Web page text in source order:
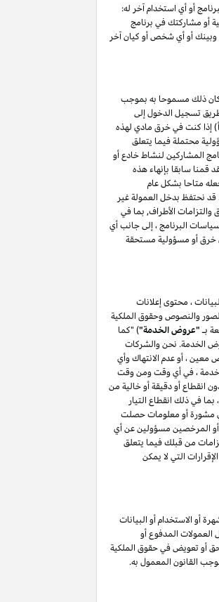
أو أي استخدام آخر له:
أو مشاركتك في برنامج
وبينك أو أي شخص أو كيان آخر
كان ذلك مسموحا به بموجب
تقديم إشعار الإنهاء عن طريق تسجيل الدخول إلى
إذا كنت في خرق مادي لهذه
أو مسؤولية محتملة فيما يتعلق
المشاركين لنشاط خادع أو
قمنا سابقا بإنهاء هذه
متاحا بشكل عام
سيعتبر خرقا لهذه الاتفاقية. قد نحتفظ بدخل العمولة غير
الأطراف, بما في
۳, ٤ ٥, ٦, ۷ , ۸ , ۱۰ و ۱۱ من هذه الاتفاقية وكما هو محدد في سياسات البرنامج ، إلى جانب أي
خرق أو مسؤولية مستحقة
، محتوى إعلانات
والنصوص وحقوق الملكية
بـ"عروض الخدمة") "كما
الخدمة. نحن والشركات
معين ، أو عدم الانتهاك وأي
خدمة ، في أي وقت ومن وقت
انقطاع أو دقيقة أو خالية من
في ذلك انقطاع التيار
مشورة أو معلومات حصلت
أو المرخصين مسؤولين عن أي
من قبلك فيما يتعلق
من الضمانات أو الالتزامات أو الإقرارات التي لا يمكن
أو الاستخدام أو البيانات
العمولات المدفوع أو
أو تعويض في حقوق الملكية
القانون المعمول به.